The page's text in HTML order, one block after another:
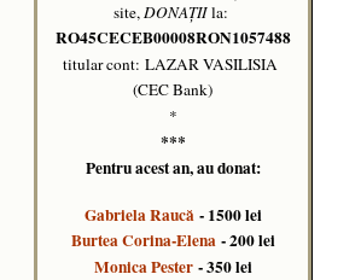
site, DONAȚIIla:
RO45CECEB00008RON1057488
titular cont: LAZAR VASILISIA
(CEC Bank)
*
***
Pentru acest an, au donat:
Gabriela Raucă- 1500 lei
Burtea Corina-Elena- 200 lei
Monica Pester- 350 lei